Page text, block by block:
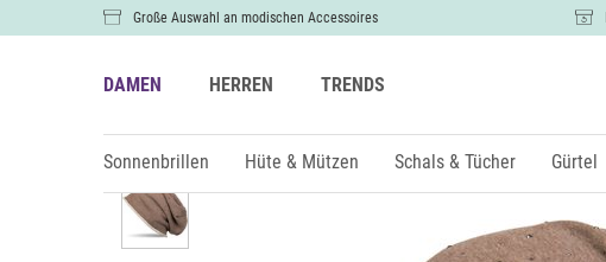
Große Auswahl an modischen Accessoires
DAMEN HERREN TRENDS
Sonnenbrillen Hüte & Mützen Schals & Tücher Gürtel